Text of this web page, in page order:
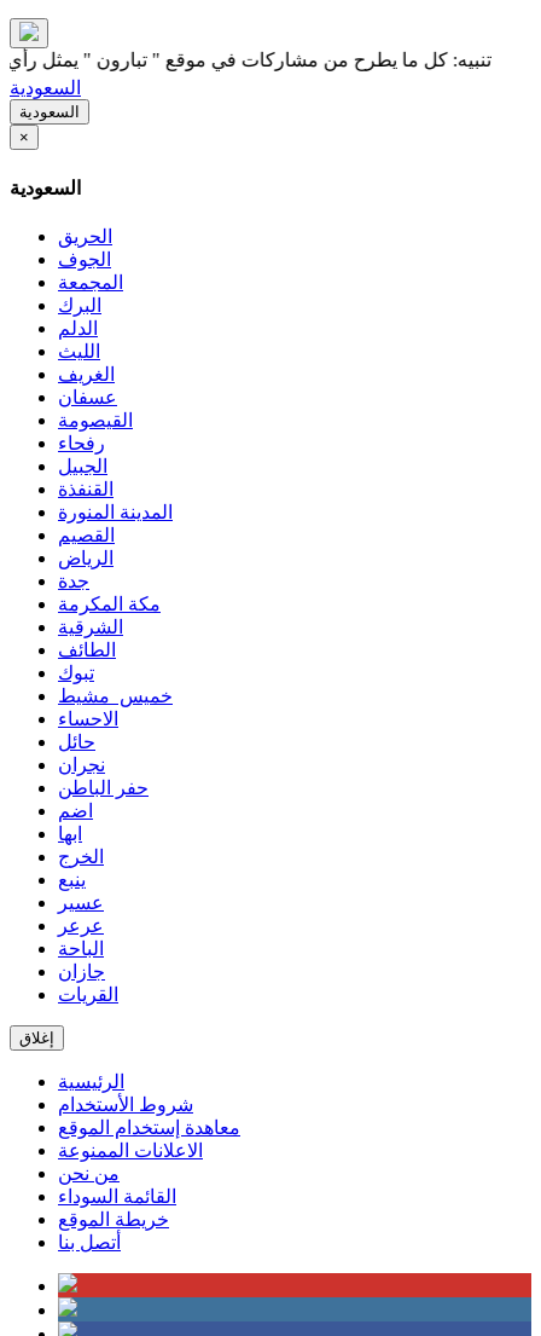
كل ما يطرح من مشاركات في موقع " تبارون " يمثل رأي كاتبه
السعودية
السعودية
×
السعودية
الحريق
الجوف
المجمعة
البرك
الدلم
الليث
الغريف
عسفان
القيصومة
رفحاء
الجبيل
القنفذة
المدينة المنورة
القصيم
الرياض
جدة
مكة المكرمة
الشرقية
الطائف
تبوك
خميس مشيط
الاحساء
حائل
نجران
حفر الباطن
اضم
ابها
الخرج
ينبع
عسير
عرعر
الباحة
جازان
القريات
إغلاق
الرئيسية
شروط الأستخدام
معاهدة إستخدام الموقع
الاعلانات الممنوعة
من نحن
القائمة السوداء
خريطة الموقع
أتصل بنا